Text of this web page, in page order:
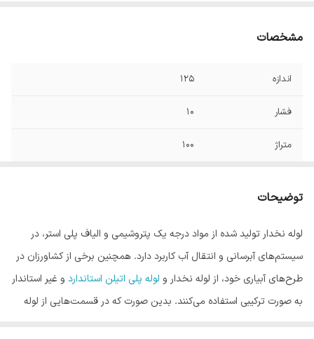
مشخصات
اندازه ۱۲۵
فشار ۱۰
متراژ ۱۰۰
توضیحات
لوله نخدار تولید شده از مواد درجه یک پتروشیمی و الیاف پلی استر، در
سیستم‌های آبرسانی و انتقال آب کاربرد دارد. همچنین برخی از کشاورزان در
طرح‌های آبیاری خود، از لوله نخدار و لوله پلی اتیلن استاندارد و غیر استاندار
به صورت ترکیبی استفاده می‌کنند. بدین صورت که در قسمت‌هایی از لوله